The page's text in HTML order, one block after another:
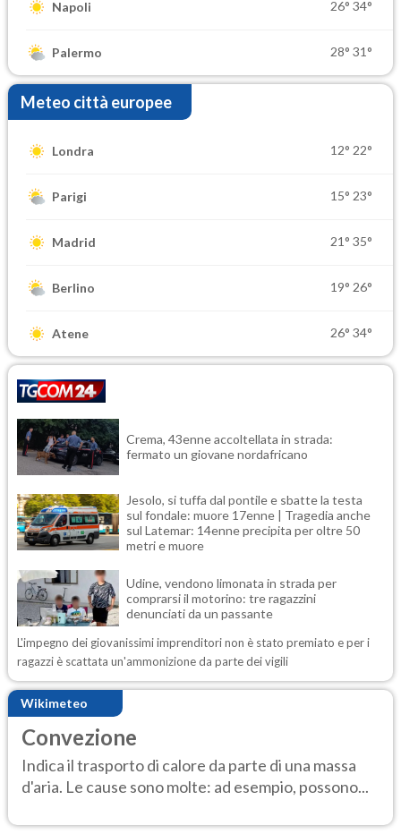
Napoli 26° 34°
Palermo 28° 31°
Meteo città europee
Londra 12° 22°
Parigi 15° 23°
Madrid 21° 35°
Berlino 19° 26°
Atene 26° 34°
Crema, 43enne accoltellata in strada:
fermato un giovane nordafricano
Jesolo, si tuffa dal pontile e sbatte la testa
sul fondale: muore 17enne | Tragedia anche
sul Latemar: 14enne precipita per oltre 50
metri e muore
Udine, vendono limonata in strada per
comprarsi il motorino: tre ragazzini
denunciati da un passante
L'impegno dei giovanissimi imprenditori non è stato premiato e per i
ragazzi è scattata un'ammonizione da parte dei vigili
Wikimeteo
Convezione
Indica il trasporto di calore da parte di una massa
d'aria. Le cause sono molte: ad esempio, possono...